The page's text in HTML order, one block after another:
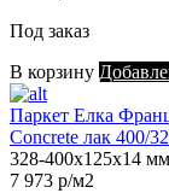
Под заказ
В корзину
Паркет Елка
Concrete лак 400/
328-400х125х14 мм
7 973 р/м2